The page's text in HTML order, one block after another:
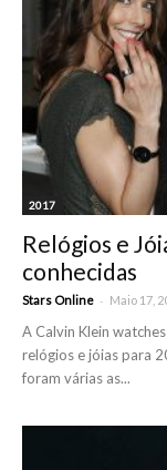
2017
Relógios e
conhecidas
Stars Online - Maio 17,
A Calvin Klein
relógios e jóias para
foram várias as...